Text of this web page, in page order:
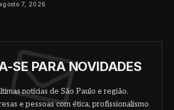
7, 2026
SE PARA NOVIDADES
notícias de São Paulo e região.
e pessoas com ética, profissionalismo